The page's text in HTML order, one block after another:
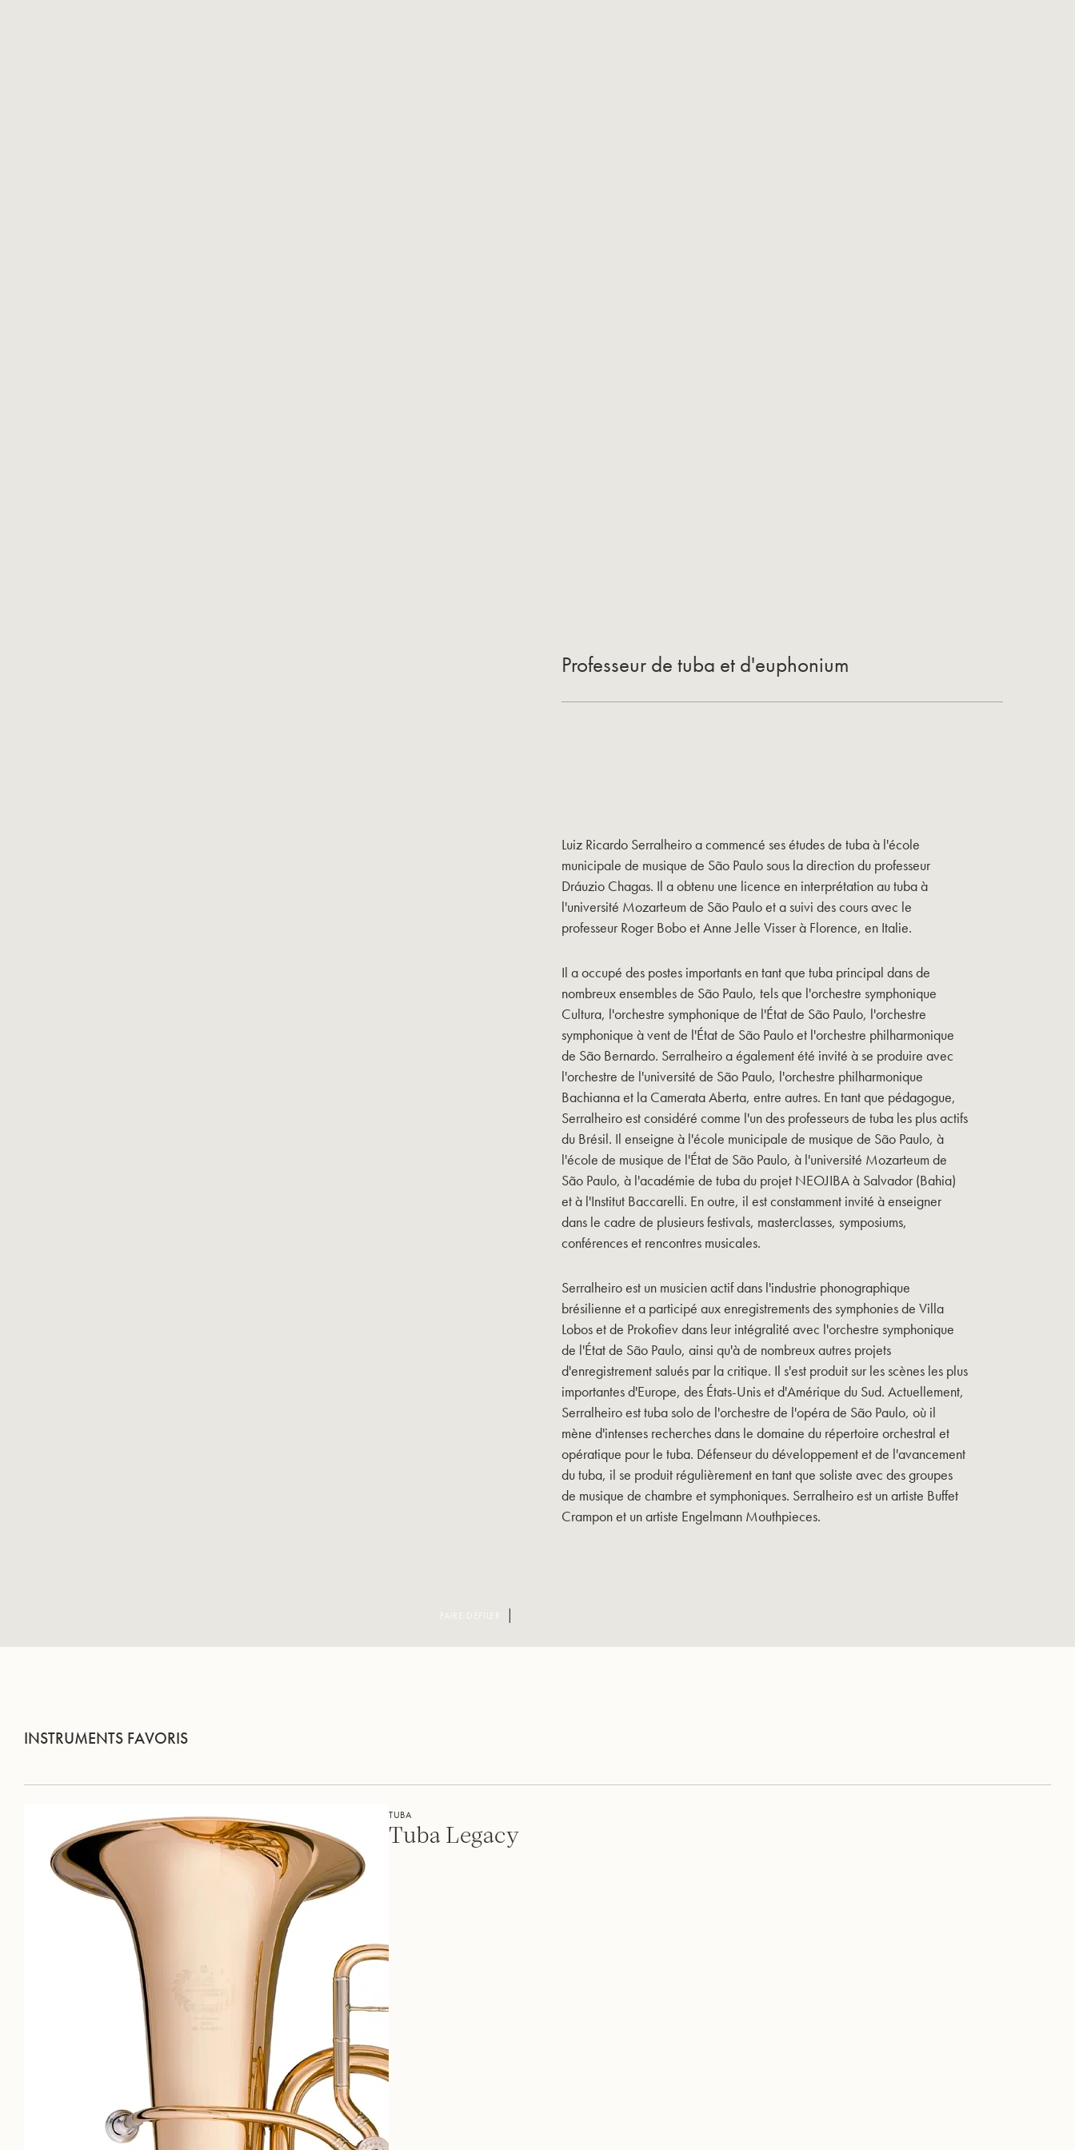
FAIRE DÉFILER
Professeur de tuba et d'euphonium
Luiz Ricardo Serralheiro a commencé ses études de tuba à l'école
municipale de musique de São Paulo sous la direction du professeur
Dráuzio Chagas. Il a obtenu une licence en interprétation au tuba à
l'université Mozarteum de São Paulo et a suivi des cours avec le
professeur Roger Bobo et Anne Jelle Visser à Florence, en Italie.
Il a occupé des postes importants en tant que tuba principal dans de
nombreux ensembles de São Paulo, tels que l'orchestre symphonique
Cultura, l'orchestre symphonique de l'État de São Paulo, l'orchestre
symphonique à vent de l'État de São Paulo et l'orchestre philharmonique
de São Bernardo. Serralheiro a également été invité à se produire avec
l'orchestre de l'université de São Paulo, l'orchestre philharmonique
Bachianna et la Camerata Aberta, entre autres. En tant que pédagogue,
Serralheiro est considéré comme l'un des professeurs de tuba les plus actifs
du Brésil. Il enseigne à l'école municipale de musique de São Paulo, à
l'école de musique de l'État de São Paulo, à l'université Mozarteum de
São Paulo, à l'académie de tuba du projet NEOJIBA à Salvador (Bahia)
et à l'Institut Baccarelli. En outre, il est constamment invité à enseigner
dans le cadre de plusieurs festivals, masterclasses, symposiums,
conférences et rencontres musicales.
Serralheiro est un musicien actif dans l'industrie phonographique
brésilienne et a participé aux enregistrements des symphonies de Villa
Lobos et de Prokofiev dans leur intégralité avec l'orchestre symphonique
de l'État de São Paulo, ainsi qu'à de nombreux autres projets
d'enregistrement salués par la critique. Il s'est produit sur les scènes les plus
importantes d'Europe, des États-Unis et d'Amérique du Sud. Actuellement,
Serralheiro est tuba solo de l'orchestre de l'opéra de São Paulo, où il
mène d'intenses recherches dans le domaine du répertoire orchestral et
opératique pour le tuba. Défenseur du développement et de l'avancement
du tuba, il se produit régulièrement en tant que soliste avec des groupes
de musique de chambre et symphoniques. Serralheiro est un artiste Buffet
Crampon et un artiste Engelmann Mouthpieces.
INSTRUMENTS FAVORIS
TUBA
Tuba Legacy